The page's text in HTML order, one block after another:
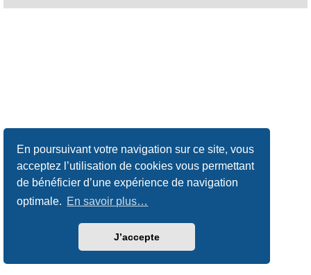
En poursuivant votre navigation sur ce site, vous
acceptez l’utilisation de cookies vous permettant
de bénéficier d’une expérience de navigation
optimale. En savoir plus…
J’accepte